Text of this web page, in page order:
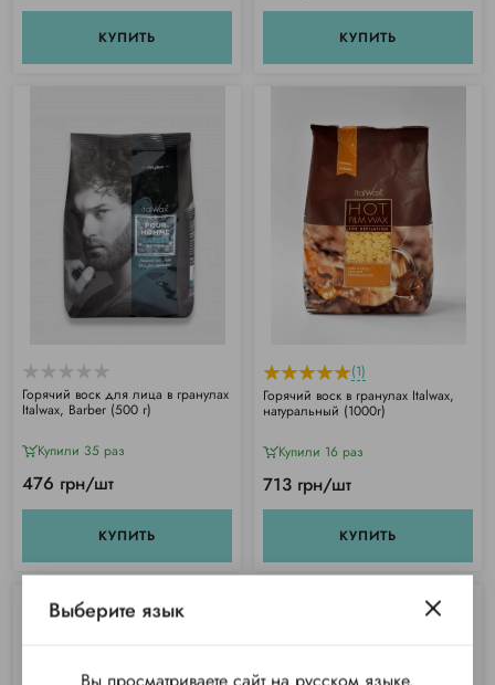
КУПИТЬ КУПИТЬ
Горячий воск для лица в гранулах
Italwax, Barber (500 г)
Купили 35 раз
476 грн/шт
КУПИТЬ
(1)
Горячий воск в гранулах Italwax,
натуральный (1000г)
Купили 16 раз
713 грн/шт
КУПИТЬ
Выберите язык